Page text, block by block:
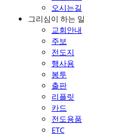
오시는길
그리심이 하는 일
교회안내
주보
전도지
행사용
봉투
출판
리플릿
카드
전도용품
ETC